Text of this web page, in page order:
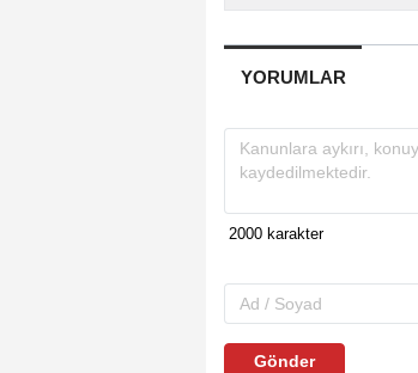
YORUMLAR
Gönder